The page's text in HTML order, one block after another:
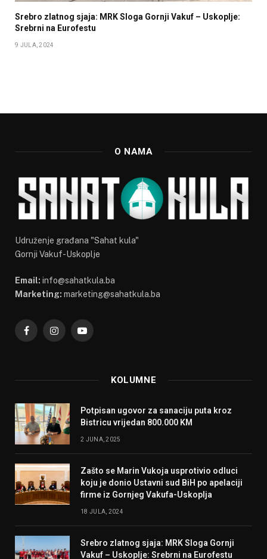
Srebro zlatnog sjaja: MRK Sloga Gornji Vakuf – Uskoplje:
Srebrni na Eurofestu
9 JULA, 2024
O NAMA
Udruženje građana "Sahat kula"
Gornji Vakuf-Uskoplje
Email: info@sahatkula.ba
Marketing: marketing@sahatkula.ba
FacebookInstagramYouTube
KOLUMNE
Potpisan ugovor za sanaciju puta kroz
Bistricu vrijedan 800.000 KM
2 JUNA, 2025
Zašto se Marin Vukoja usprotivio odluci
koju je donio Ustavni sud BiH po apelaciji
firme iz Gornjeg Vakufa-Uskoplja
18 JULA, 2024
Srebro zlatnog sjaja: MRK Sloga Gornji
Vakuf – Uskoplje: Srebrni na Eurofestu